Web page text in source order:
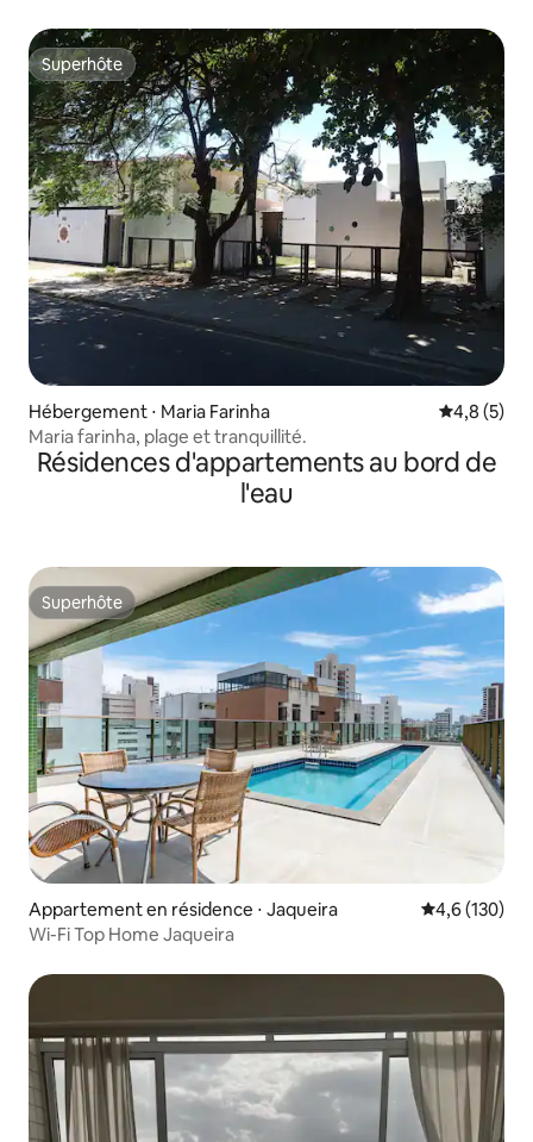
Superhôte
Superhôte
Hébergement ⋅ Maria Farinha Évaluation
4,8 (5)
Maria farinha, plage et tranquillité.
Résidences d'appartements au bord de
l'eau
Superhôte
Superhôte
Appartement en résidence ⋅ Jaqueira Évaluation
4,6 (130)
Wi-Fi Top Home Jaqueira